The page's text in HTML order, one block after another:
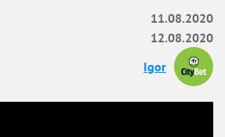
11.08.2020
12.08.2020
Igor